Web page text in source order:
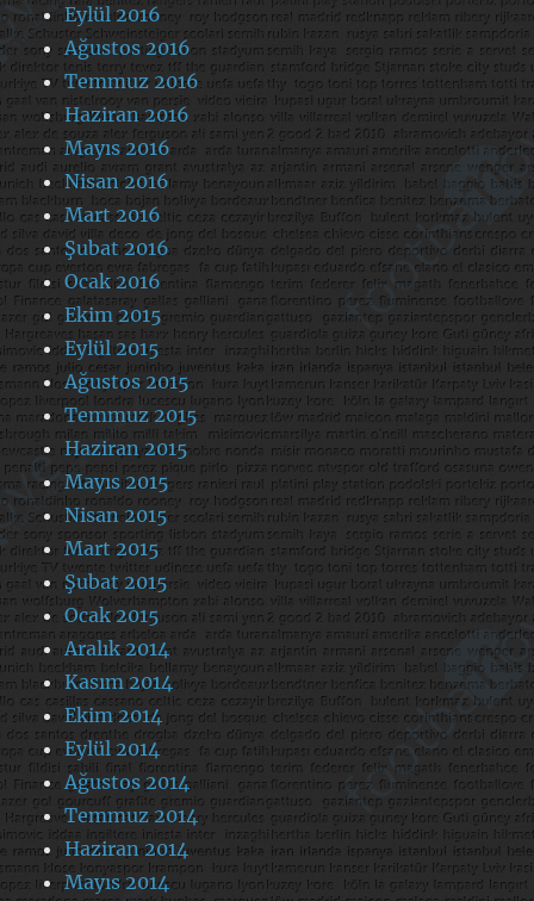
Eylül 2016
Ağustos 2016
Temmuz 2016
Haziran 2016
Mayıs 2016
Nisan 2016
Mart 2016
Şubat 2016
Ocak 2016
Ekim 2015
Eylül 2015
Ağustos 2015
Temmuz 2015
Haziran 2015
Mayıs 2015
Nisan 2015
Mart 2015
Şubat 2015
Ocak 2015
Aralık 2014
Kasım 2014
Ekim 2014
Eylül 2014
Ağustos 2014
Temmuz 2014
Haziran 2014
Mayıs 2014